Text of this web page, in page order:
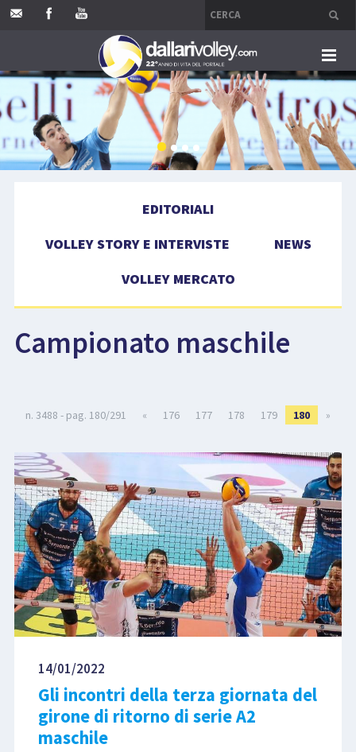
HOME
EDITORIALI
VOLLEY MERCATO
COMPETIZIONI
EVENTI
EDITORIALI
VOLLEY STORY E INTERVISTE
NEWS
VOLLEY MERCATO
Campionato maschile
n. 3488 - pag. 180/291 « 176 177 178 179 180 »
14/01/2022
Gli incontri della terza giornata del
girone di ritorno di serie A2
maschile